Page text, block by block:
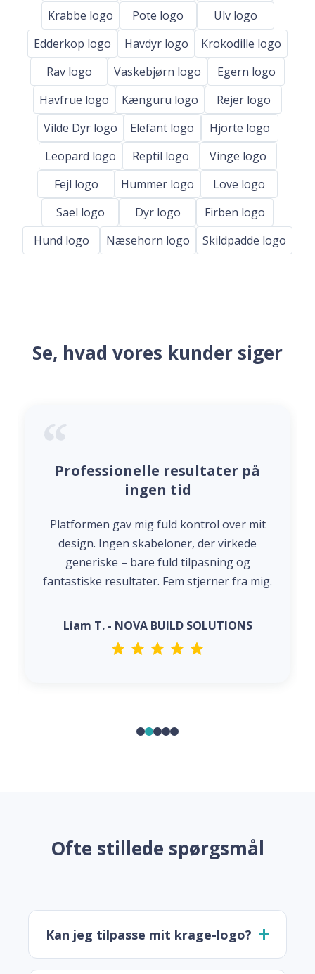
Krabbe logo
Pote logo
Ulv logo
Edderkop logo
Havdyr logo
Krokodille logo
Rav logo
Vaskebjørn logo
Egern logo
Havfrue logo
Kænguru logo
Rejer logo
Vilde Dyr logo
Elefant logo
Hjorte logo
Leopard logo
Reptil logo
Vinge logo
Fejl logo
Hummer logo
Love logo
Sael logo
Dyr logo
Firben logo
Hund logo
Næsehorn logo Skildpadde logo
Se, hvad vores kunder siger
Professionelle resultater på
ingen tid
Platformen gav mig fuld kontrol over mit
design. Ingen skabeloner, der virkede
generiske – bare fuld tilpasning og
fantastiske resultater. Fem stjerner fra mig.
Liam T. - NOVA BUILD SOLUTIONS
Ofte stillede spørgsmål
Kan jeg tilpasse mit krage-logo?